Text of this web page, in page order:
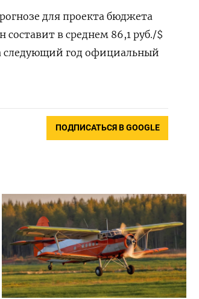
для проекта бюджета
составит в среднем 86,1 руб./$
следующий год официальный
ПОДПИСАТЬСЯ В GOOGLE